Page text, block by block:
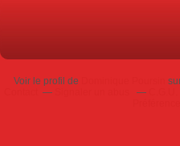
Voir le profil de